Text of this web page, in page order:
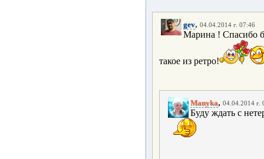
gev, 04.04.2014 г. 07:46
Марина ! Спасибо
такое из ретро!
Manyka, 04.04.2014 г.
Буду ждать с